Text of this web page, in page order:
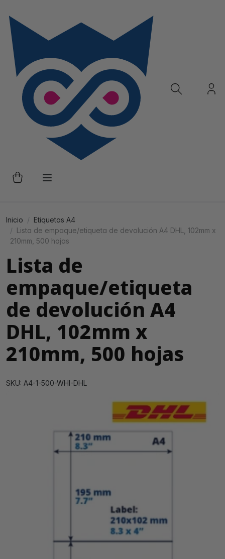
Inicio
Etiquetas A4
Lista de empaque/etiqueta de devolución A4 DHL, 102mm x
210mm, 500 hojas
Lista de
empaque/etiqueta
de devolución A4
DHL, 102mm x
210mm, 500 hojas
SKU: A4-1-500-WHI-DHL